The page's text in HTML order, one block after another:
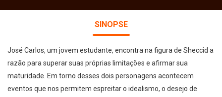
SINOPSE
José Carlos, um jovem estudante, encontra na figura de Sheccid a
razão para superar suas próprias limitações e afirmar sua
maturidade. Em torno desses dois personagens acontecem
eventos que nos permitem espreitar o idealismo, o desejo de